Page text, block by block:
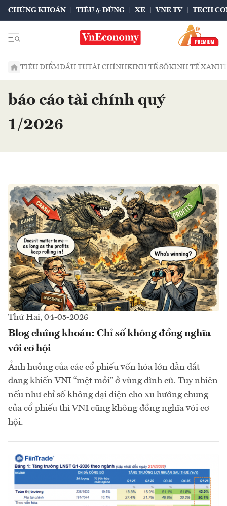
CHỨNG KHOÁN TIÊU & DÙNG XE VNE TV TECH
TIÊU ĐIỂMĐẦU TƯTÀI CHÍNHKINH TẾ SỐKINH TẾ XANH
báo cáo tài chính quý
1/2026
Thứ Hai, 04-05-2026
Blog chứng khoán: Chỉ số không đồng nghĩa
với cơ hội
Ảnh hưởng của các cổ phiếu vốn hóa lớn dẫn dắt
đang khiến VNI “mệt mỏi” ở vùng đình cũ. Tuy nhiên
nếu như chỉ số không đại diện cho xu hướng chung
của cổ phiếu thì VNI cũng không đồng nghĩa với cơ
hội.